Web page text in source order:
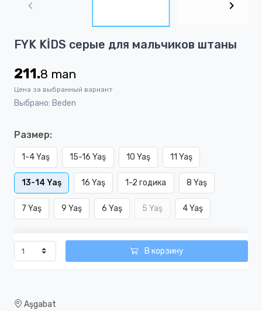
1
4
FYK KİDS серые для мальчиков штаны
211.8 man
Цена за выбранный вариант
Выбрано: Beden
Размер:
1-4 Yaş 15-16 Yaş 10 Yaş 11 Yaş
13-14 Yaş 16 Yaş 1-2 годика 8 Yaş
7 Ýaş 9 Yaş 6 Yaş 5 Yaş 4 Yaş
В корзину
Aşgabat